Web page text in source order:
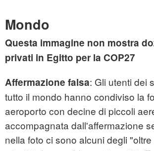
Mondo
Questa immagine non mostra
privati in Egitto per la COP27
Affermazione falsa: Gli utenti dei
tutto il mondo hanno condiviso la
aeroporto con decine di piccoli
accompagnata dall'affermazione
nella foto ci sono alcuni degli